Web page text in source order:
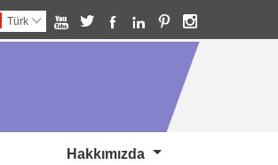
     
Türk 
Hakkımızda